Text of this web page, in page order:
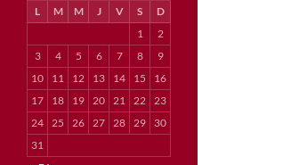
L M M J V S
D
1
2
3
4 5 6 7 8
9
10
11 12 13 14 15
16
17
18 19 20 21 22 23
24 25 26 27 28 29
30
31